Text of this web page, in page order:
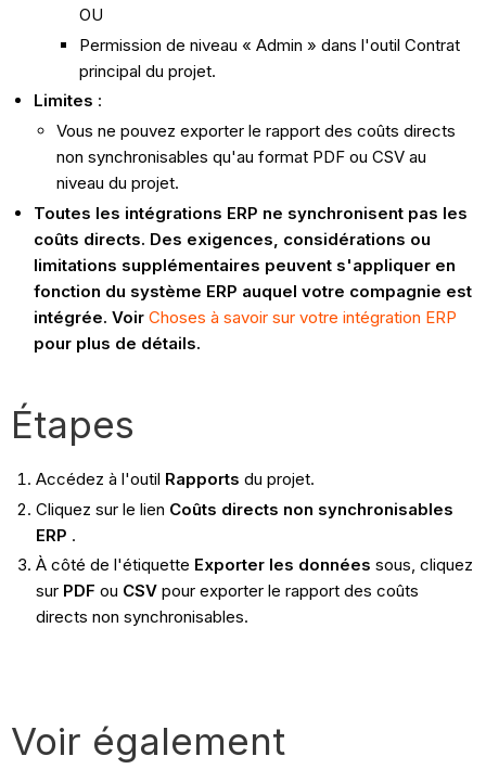
OU
Permission de niveau « Admin » dans l'outil Contrat
principal du projet.
Limites :
Vous ne pouvez exporter le rapport des coûts directs
non synchronisables qu'au format PDF ou CSV au
niveau du projet.
Toutes les intégrations ERP ne synchronisent pas les
coûts directs. Des exigences, considérations ou
limitations supplémentaires peuvent s'appliquer en
fonction du système ERP auquel votre compagnie est
intégrée. VoirChoses à savoir sur votre intégration ERP
pour plus de détails.
Étapes
Accédez à l'outil Rapports du projet.
Cliquez sur le lien Coûts directs non synchronisables
ERP .
À côté de l'étiquette Exporter les données sous, cliquez
sur PDF ou CSVpour exporter le rapport des coûts
directs non synchronisables.
Voir également